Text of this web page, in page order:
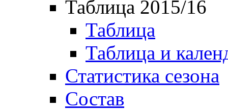
Таблица 2015/16
Таблица
Таблица и
Статистика сезона
Состав